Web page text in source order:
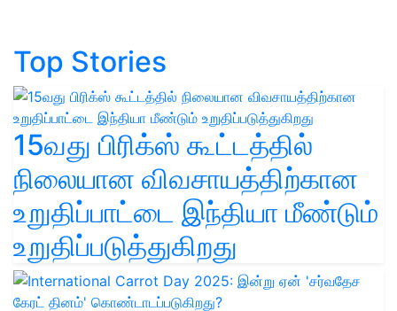
Top Stories
15வது பிரிக்ஸ் கூட்டத்தில்
நிலையான விவசாயத்திற்கான
உறுதிப்பாட்டை இந்தியா மீண்டும்
உறுதிப்படுத்துகிறது